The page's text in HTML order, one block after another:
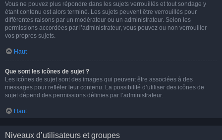
Vous ne pouvez plus répondre dans les sujets verrouillés et tout sondage y
étant contenu est alors terminé. Les sujets peuvent être verrouillés pour
différentes raisons par un modérateur ou un administrateur. Selon les
permissions accordées par l’administrateur, vous pouvez ou non verrouiller
vos propres sujets.
Haut
Que sont les icônes de sujet ?
Les icônes de sujet sont des images qui peuvent être associées à des
messages pour refléter leur contenu. La possibilité d’utiliser des icônes de
sujet dépend des permissions définies par l’administrateur.
Haut
Niveaux d’utilisateurs et groupes